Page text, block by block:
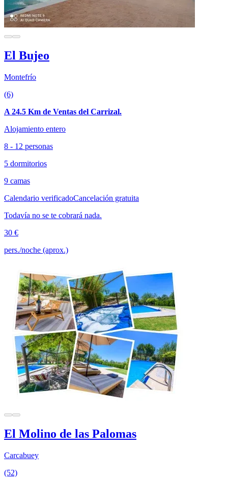
El Bujeo
Montefrío
(6)
A 24.5 Km de Ventas del Carrizal.
Alojamiento entero
8 - 12 personas
5 dormitorios
9 camas
Calendario verificadoCancelación gratuita
Todavía no se te cobrará nada.
30 €
pers./noche (aprox.)
El Molino de las Palomas
Carcabuey
(52)